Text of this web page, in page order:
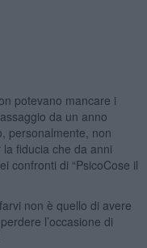
potevano mancare i
da un anno
personalmente, non
fiducia che da anni
confronti di “PsicoCose il
non è quello di avere
l’occasione di